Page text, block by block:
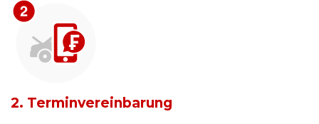
2. Terminvereinbarung